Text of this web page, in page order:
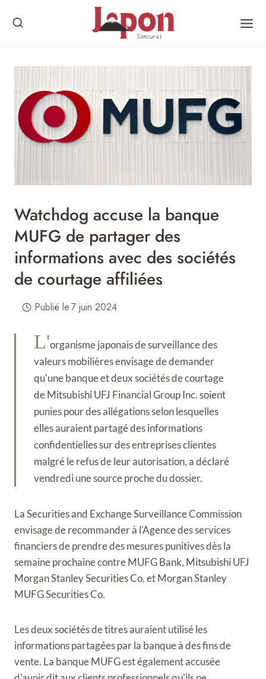
Watchdog accuse la banque
MUFG de partager des
informations avec des sociétés
de courtage affiliées
Publié le7 juin 2024
L'organisme japonais de surveillance des
valeurs mobilières envisage de demander
qu'une banque et deux sociétés de courtage
de Mitsubishi UFJ Financial Group Inc. soient
punies pour des allégations selon lesquelles
elles auraient partagé des informations
confidentielles sur des entreprises clientes
malgré le refus de leur autorisation, a déclaré
vendredi une source proche du dossier.
La Securities and Exchange Surveillance Commission
envisage de recommander à l'Agence des services
financiers de prendre des mesures punitives dès la
semaine prochaine contre MUFG Bank, Mitsubishi UFJ
Morgan Stanley Securities Co. et Morgan Stanley
MUFG Securities Co.
Les deux sociétés de titres auraient utilisé les
informations partagées par la banque à des fins de
vente. La banque MUFG est également accusée